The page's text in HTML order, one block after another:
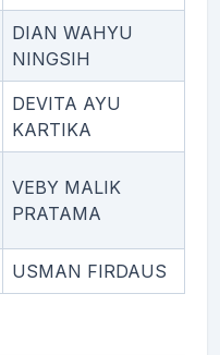
DIAN WAHYU
NINGSIH
DEVITA AYU
KARTIKA
VEBY MALIK
PRATAMA
USMAN FIRDAUS